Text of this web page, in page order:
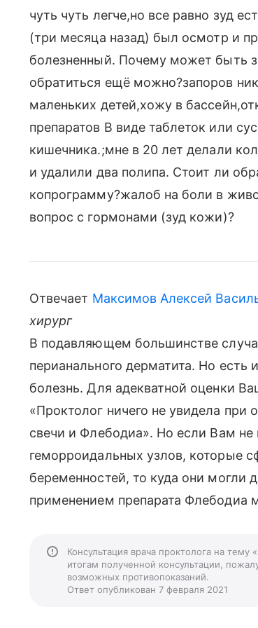
чуть чуть легче,но все равно зуд
(три месяца назад) был осмотр и
болезненный. Почему может быть
обратиться ещё можно?запоров
маленьких детей,хожу в
препаратов В виде таблеток или
кишечника.;мне в 20 лет делали
и удалили два полипа. Стоит ли
копрограмму?жалоб на боли в
вопрос с гормонами (зуд кожи)?
Отвечает Максимов Алексей
хирург
В подавляющем большинстве
перианального дерматита. Но есть
болезнь. Для адекватной оценки
«Проктолог ничего не увидела
свечи и Флебодиа». Но если Вам не
геморроидальных узлов, которые
беременностей, то куда они могли
применением препарата Флебодиа
Консультация врача проктолога на
итогам полученной консультации,
возможных противопоказаний.
Ответ опубликован 7 февраля 2021